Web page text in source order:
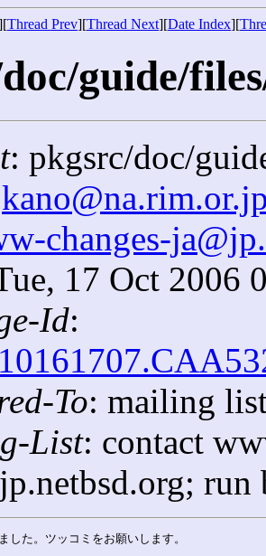
Thread Prev][Thread Next][Date Index][
guide/
: pkgsrc/doc/
changes-
17 Oct 2006
Id:
To: mailing
List: contact
した。ツッコミをお願いします。